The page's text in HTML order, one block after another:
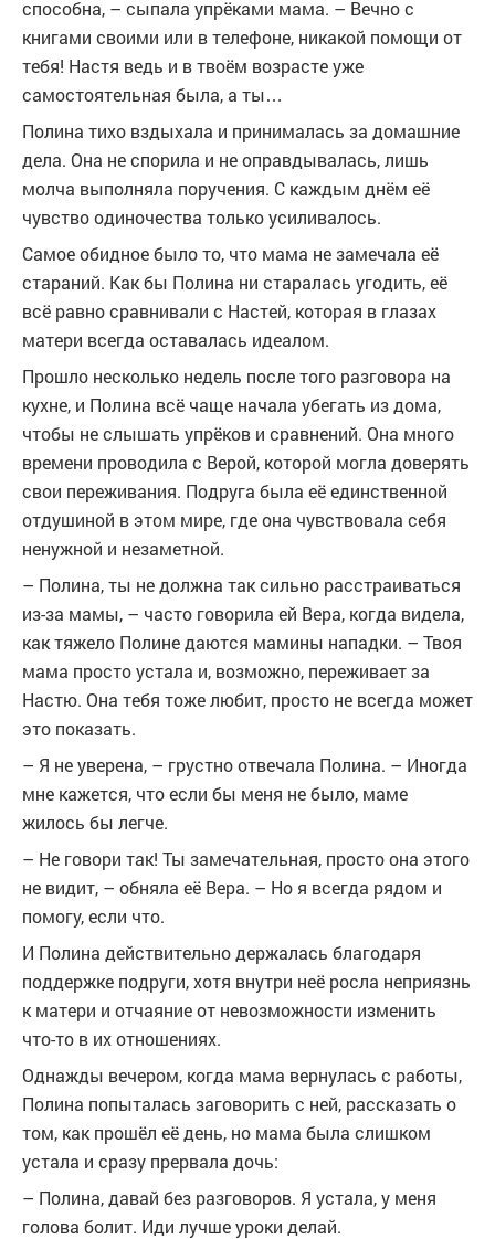
способна, – сыпала упрёками мама. – Вечно с
книгами своими или в телефоне, никакой помощи от
тебя! Настя ведь и в твоём возрасте уже
самостоятельная была, а ты…
Полина тихо вздыхала и принималась за домашние
дела. Она не спорила и не оправдывалась, лишь
молча выполняла поручения. С каждым днём её
чувство одиночества только усиливалось.
Самое обидное было то, что мама не замечала её
стараний. Как бы Полина ни старалась угодить, её
всё равно сравнивали с Настей, которая в глазах
матери всегда оставалась идеалом.
Прошло несколько недель после того разговора на
кухне, и Полина всё чаще начала убегать из дома,
чтобы не слышать упрёков и сравнений. Она много
времени проводила с Верой, которой могла доверять
свои переживания. Подруга была её единственной
отдушиной в этом мире, где она чувствовала себя
ненужной и незаметной.
– Полина, ты не должна так сильно расстраиваться
из-за мамы, – часто говорила ей Вера, когда видела,
как тяжело Полине даются мамины нападки. – Твоя
мама просто устала и, возможно, переживает за
Настю. Она тебя тоже любит, просто не всегда может
это показать.
– Я не уверена, – грустно отвечала Полина. – Иногда
мне кажется, что если бы меня не было, маме
жилось бы легче.
– Не говори так! Ты замечательная, просто она этого
не видит, – обняла её Вера. – Но я всегда рядом и
помогу, если что.
И Полина действительно держалась благодаря
поддержке подруги, хотя внутри неё росла неприязнь
к матери и отчаяние от невозможности изменить
что-то в их отношениях.
Однажды вечером, когда мама вернулась с работы,
Полина попыталась заговорить с ней, рассказать о
том, как прошёл её день, но мама была слишком
устала и сразу прервала дочь:
– Полина, давай без разговоров. Я устала, у меня
голова болит. Иди лучше уроки делай.